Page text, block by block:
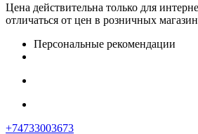
Цена действительна только для
отличаться от цен в розничных
Персональные рекомендации
+74733003673